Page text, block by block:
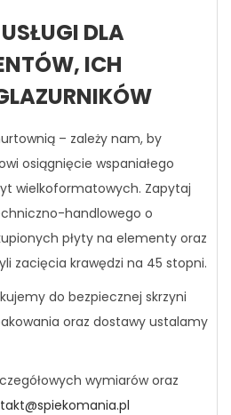
DLA
ICH
– zależy nam, by
osiągnięcie wspaniałego
wielkoformatowych. Zapytaj
handlowego o
płyty na elementy oraz
zacięcia krawędzi na 45 stopni.
do bezpiecznej skrzyni
oraz dostawy ustalamy
wymiarów oraz